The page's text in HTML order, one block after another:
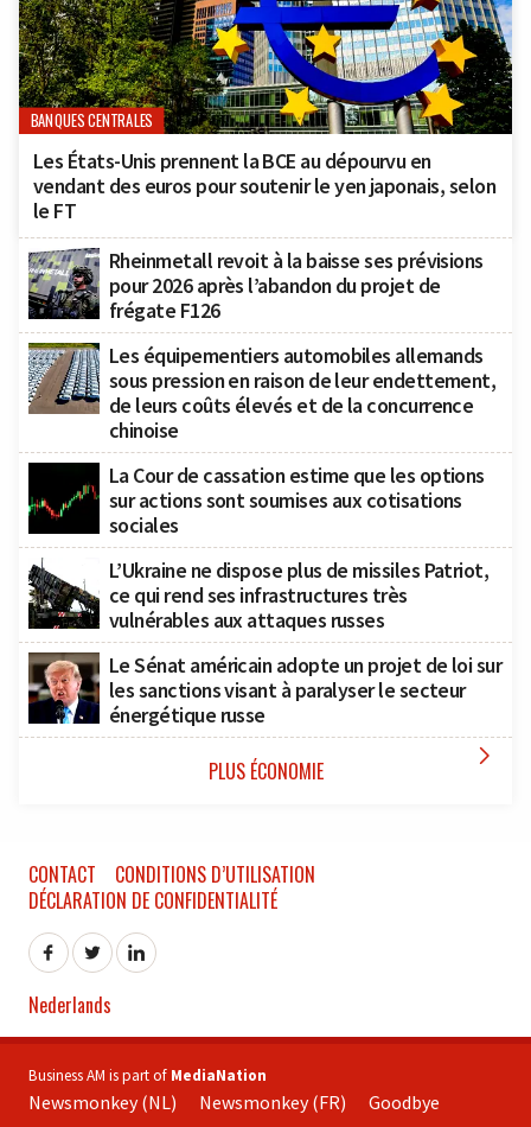
BANQUES CENTRALES
Les États-Unis prennent la BCE au dépourvu en
vendant des euros pour soutenir le yen japonais, selon
le FT
Rheinmetall revoit à la baisse ses prévisions
pour 2026 après l’abandon du projet de
frégate F126
Les équipementiers automobiles allemands
sous pression en raison de leur endettement,
de leurs coûts élevés et de la concurrence
chinoise
La Cour de cassation estime que les options
sur actions sont soumises aux cotisations
sociales
L’Ukraine ne dispose plus de missiles Patriot,
ce qui rend ses infrastructures très
vulnérables aux attaques russes
Le Sénat américain adopte un projet de loi sur
les sanctions visant à paralyser le secteur
énergétique russe
PLUS ÉCONOMIE 
CONTACT
CONDITIONS D’UTILISATION
DÉCLARATION DE CONFIDENTIALITÉ
Nederlands
Business AM is part of MediaNation
Newsmonkey (NL) Newsmonkey (FR) Goodbye